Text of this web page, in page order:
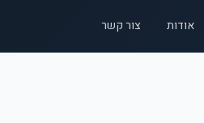
אודות צור קשר